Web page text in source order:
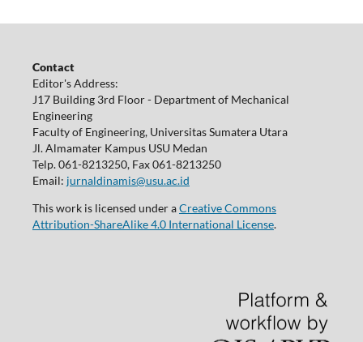
Contact
Editor's Address:
J17 Building 3rd Floor - Department of Mechanical
Engineering
Faculty of Engineering, Universitas Sumatera Utara
Jl. Almamater Kampus USU Medan
Telp. 061-8213250, Fax 061-8213250
Email: jurnaldinamis@usu.ac.id
This work is licensed under aCreative Commons
Attribution-ShareAlike 4.0 International License.